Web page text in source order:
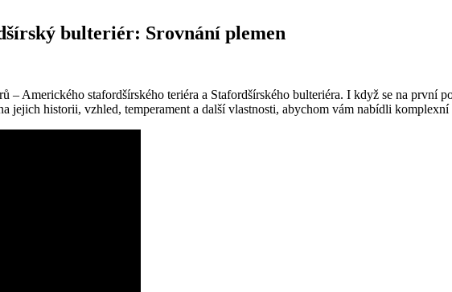
bulteriér: Srovnání plemen
– Amerického stafordšírského teriéra a Stafordšírského bulteriéra. I když se na první
jejich historii, vzhled, temperament a další vlastnosti, abychom vám nabídli